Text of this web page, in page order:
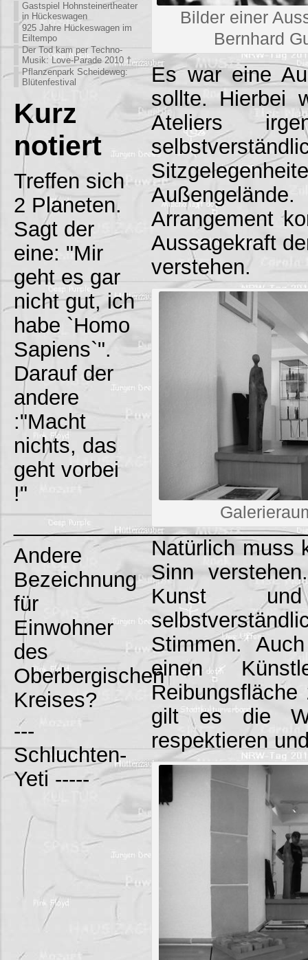
Gastspiel Hohnsteinertheater
in Hückeswagen
925 Jahre Hückeswagen im
Eiltempo
Der Tod kam per Techno-
Musik: Love-Parade 2010 †
Pflanzenpark Scheideweg:
Blütenfestival
Kurz
notiert
Treffen sich
2 Planeten.
Sagt der
eine: "Mir
geht es gar
nicht gut, ich
habe `Homo
Sapiens`".
Darauf der
andere
:"Macht
nichts, das
geht vorbei
!"
Andere
Bezeichnung
für
Einwohner
des
Oberbergischen
Kreises?
---
Schluchten-
Yeti -----
Bilder einer
Bernhard
Es war eine
sollte. Hierbei
Ateliers
Arrangement
Aussagekraft
verstehen.
Natürlich muss
Sinn
Kunst
Stimmen.
einen
gilt es die
respektieren